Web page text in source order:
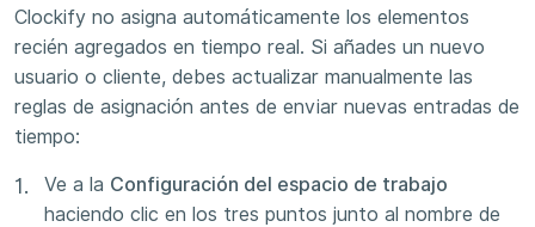
Clockify no asigna automáticamente los elementos
recién agregados en tiempo real. Si añades un nuevo
usuario o cliente, debes actualizar manualmente las
reglas de asignación antes de enviar nuevas entradas de
tiempo:
Ve a la Configuración del espacio de trabajo
haciendo clic en los tres puntos junto al nombre de